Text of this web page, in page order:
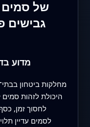
של סמים
גבישים
מדוע
מחלקות ביטחון
היכולת לזהות סמים
לחסוך זמן,
לסמים עדיין